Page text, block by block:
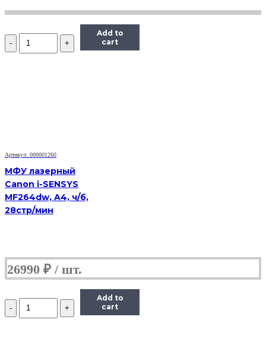
Количество
Принтер
Add to
cart
Артикул: 000001260
МФУ лазерный
Canon i-SENSYS
MF264dw, A4, ч/б,
28стр/мин
26990 ₽
Количество
Принтер
Add to
cart